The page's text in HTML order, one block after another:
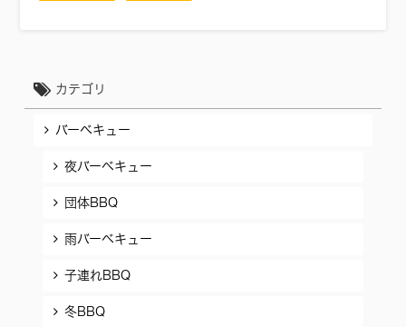
カテゴリ
バーベキュー
夜バーベキュー
団体BBQ
雨バーベキュー
子連れBBQ
冬BBQ